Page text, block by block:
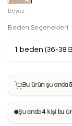
Beyaz
Beden Seçenekleri
Bu ürün son 7
Bu ürün şu anda
Bu ürünü 30 kişi
Şu anda4 kişi bu